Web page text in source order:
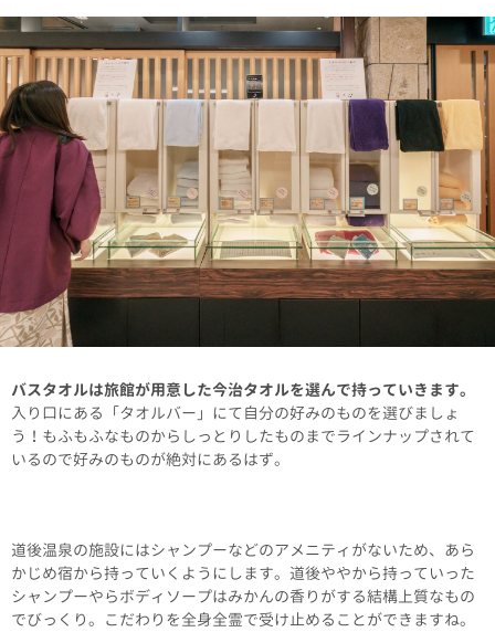
バスタオルは旅館が用意した今治タオルを選んで持っていきます。
入り口にある「タオルバー」にて自分の好みのものを選びましょ
う！もふもふなものからしっとりしたものまでラインナップされて
いるので好みのものが絶対にあるはず。
道後温泉の施設にはシャンプーなどのアメニティがないため、あら
かじめ宿から持っていくようにします。道後ややから持っていった
シャンプーやらボディソープはみかんの香りがする結構上質なもの
でびっくり。こだわりを全身全霊で受け止めることができますね。